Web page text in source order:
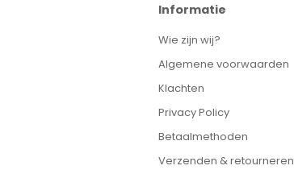
Informatie
Wie zijn wij?
Algemene voorwaarden
Klachten
Privacy Policy
Betaalmethoden
Verzenden & retourneren